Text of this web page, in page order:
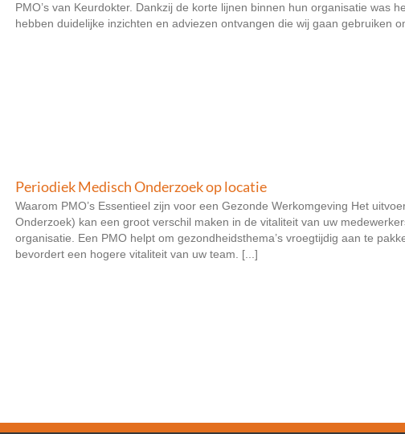
PMO’s van Keurdokter. Dankzij de korte lijnen binnen hun organisatie was
hebben duidelijke inzichten en adviezen ontvangen die wij gaan gebruiken
Periodiek Medisch Onderzoek op locatie
Waarom PMO’s Essentieel zijn voor een Gezonde Werkomgeving Het
Onderzoek) kan een groot verschil maken in de vitaliteit van uw
organisatie. Een PMO helpt om gezondheidsthema’s vroegtijdig aan te
bevordert een hogere vitaliteit van uw team. [...]